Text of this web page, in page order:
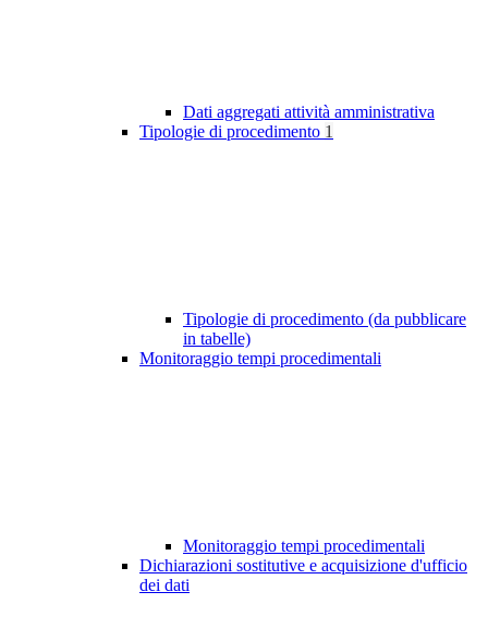
Dati aggregati attività amministrativa
Tipologie di procedimento 1
Tipologie di procedimento (da pubblicare
in tabelle)
Monitoraggio tempi procedimentali
Monitoraggio tempi procedimentali
Dichiarazioni sostitutive e acquisizione d'ufficio
dei dati